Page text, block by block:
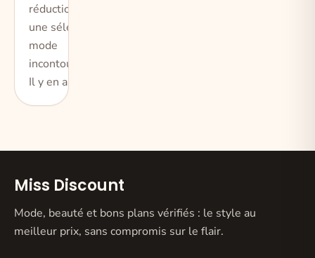
réductions sur
une sélection
mode
incontournable !
Il y en a pou
Miss Discount
Mode, beauté et bons plans vérifiés : le style au
meilleur prix, sans compromis sur le flair.